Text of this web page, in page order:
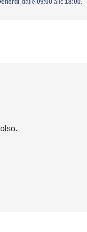
, dalle 09:00alle 18:00.